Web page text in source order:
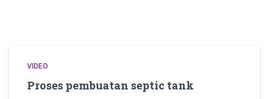
VIDEO
Proses pembuatan septic tank